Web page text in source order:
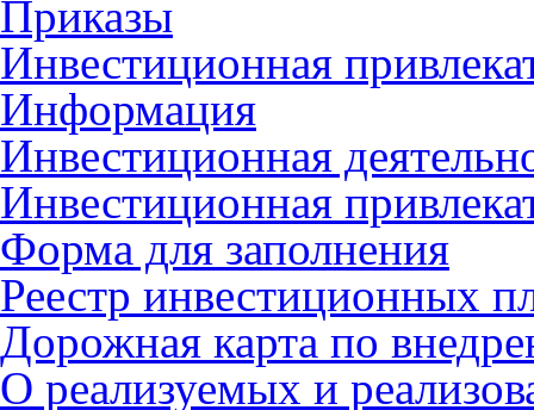
Приказы
Инвестиционная
Информация
Инвестиционная
Инвестиционная
Форма для заполнения
Реестр инвестиционных
Дорожная карта по
О реализуемых и